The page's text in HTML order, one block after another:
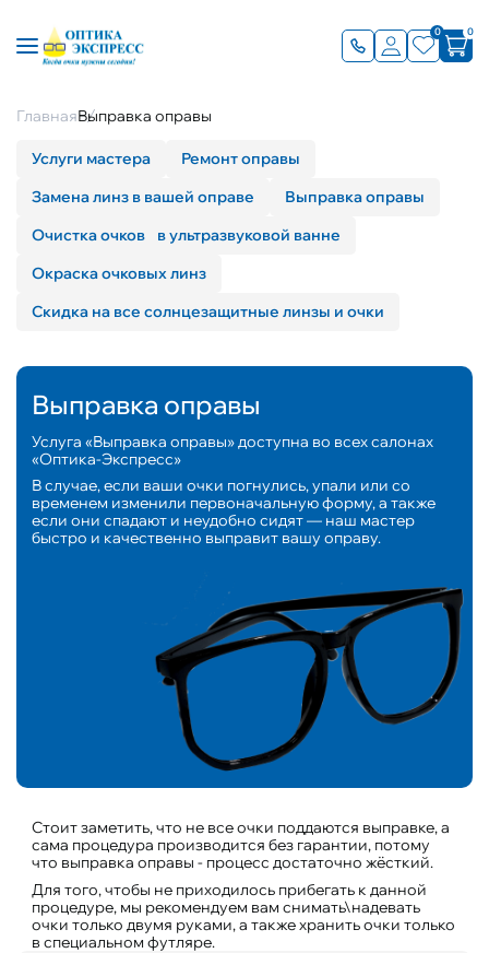
0 0
ГлавнаяВыправка оправы
Услуги мастера
Ремонт оправы
Замена линз в вашей оправе
Выправка оправы
Очистка очков в ультразвуковой ванне
Окраска очковых линз
Скидка на все солнцезащитные линзы и очки
Выправка оправы
Услуга «Выправка оправы» доступна во всех салонах
«Оптика-Экспресс»
В случае, если ваши очки погнулись, упали или со
временем изменили первоначальную форму, а также
если они спадают и неудобно сидят — наш мастер
быстро и качественно выправит вашу оправу.
Стоит заметить, что не все очки поддаются выправке, а
сама процедура производится без гарантии, потому
что выправка оправы - процесс достаточно жёсткий.
Для того, чтобы не приходилось прибегать к данной
процедуре, мы рекомендуем вам снимать\надевать
очки только двумя руками, а также хранить очки только
в специальном футляре.